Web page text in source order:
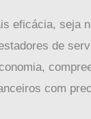
eficácia, seja
de
com